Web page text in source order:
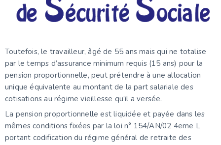
Toutefois, le travailleur, âgé de 55 ans mais qui ne totalise
par le temps d’assurance minimum requis (15 ans) pour la
pension proportionnelle, peut prétendre à une allocation
unique équivalente au montant de la part salariale des
cotisations au régime vieillesse qu’il a versée.
La pension proportionnelle est liquidée et payée dans les
mêmes conditions fixées par la loi n° 154/AN/02 4eme L
portant codification du régime général de retraite des